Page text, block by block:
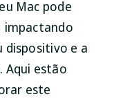
Mac pode
impactando
dispositivo e a
Aqui estão
este